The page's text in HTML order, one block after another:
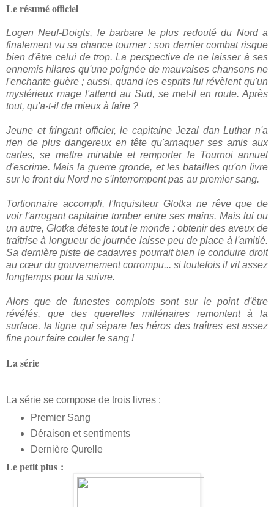
Le résumé officiel
Logen Neuf-Doigts, le barbare le plus redouté du Nord a
finalement vu sa chance tourner : son dernier combat risque
bien d'être celui de trop. La perspective de ne laisser à ses
ennemis hilares qu'une poignée de mauvaises chansons ne
l'enchante guère ; aussi, quand les esprits lui révèlent qu'un
mystérieux mage l'attend au Sud, se met-il en route. Après
tout, qu'a-t-il de mieux à faire ?
Jeune et fringant officier, le capitaine Jezal dan Luthar n'a
rien de plus dangereux en tête qu'arnaquer ses amis aux
cartes, se mettre minable et remporter le Tournoi annuel
d'escrime. Mais la guerre gronde, et les batailles qu'on livre
sur le front du Nord ne s'interrompent pas au premier sang.
Tortionnaire accompli, l'Inquisiteur Glotka ne rêve que de
voir l'arrogant capitaine tomber entre ses mains. Mais lui ou
un autre, Glotka déteste tout le monde : obtenir des aveux de
traîtrise à longueur de journée laisse peu de place à l'amitié.
Sa dernière piste de cadavres pourrait bien le conduire droit
au cœur du gouvernement corrompu... si toutefois il vit assez
longtemps pour la suivre.
Alors que de funestes complots sont sur le point d'être
révélés, que des querelles millénaires remontent à la
surface, la ligne qui sépare les héros des traîtres est assez
fine pour faire couler le sang !
La série
La série se compose de trois livres :
Premier Sang
Déraison et sentiments
Dernière Qurelle
Le petit plus :